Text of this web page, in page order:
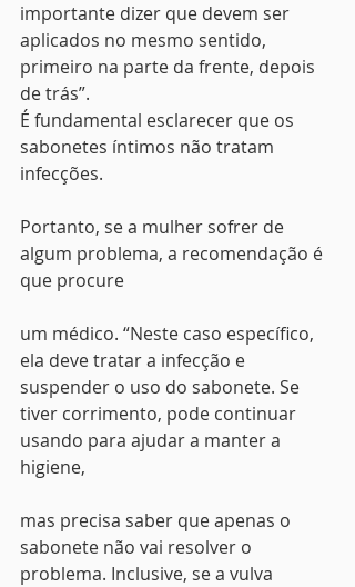
importante dizer que devem ser
aplicados no mesmo sentido,
primeiro na parte da frente, depois
de trás”.
É fundamental esclarecer que os
sabonetes íntimos não tratam
infecções.
Portanto, se a mulher sofrer de
algum problema, a recomendação é
que procure
um médico. “Neste caso específico,
ela deve tratar a infecção e
suspender o uso do sabonete. Se
tiver corrimento, pode continuar
usando para ajudar a manter a
higiene,
mas precisa saber que apenas o
sabonete não vai resolver o
problema. Inclusive, se a vulva